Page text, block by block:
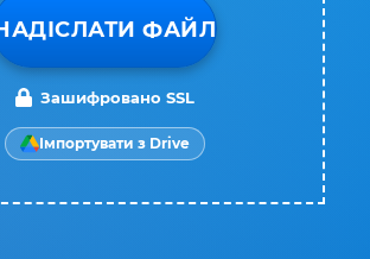
ФАЙЛ
Зашифровано SSL
Імпортувати з Drive